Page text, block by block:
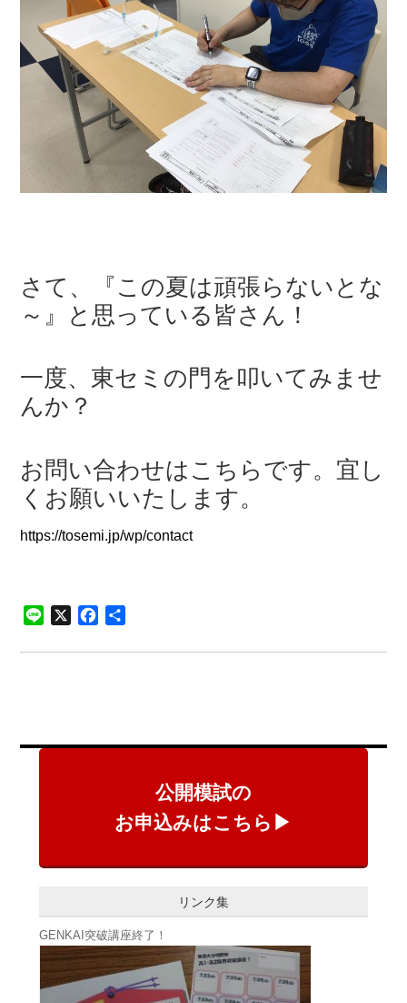
さて、『この夏は頑張らないとな
～』と思っている皆さん！
一度、東セミの門を叩いてみませ
んか？
お問い合わせはこちらです。宜し
くお願いいたします。
https://tosemi.jp/wp/contact
Line X Facebook
公開模試の
お申込みはこちら▶
リンク集
GENKAI突破講座終了！